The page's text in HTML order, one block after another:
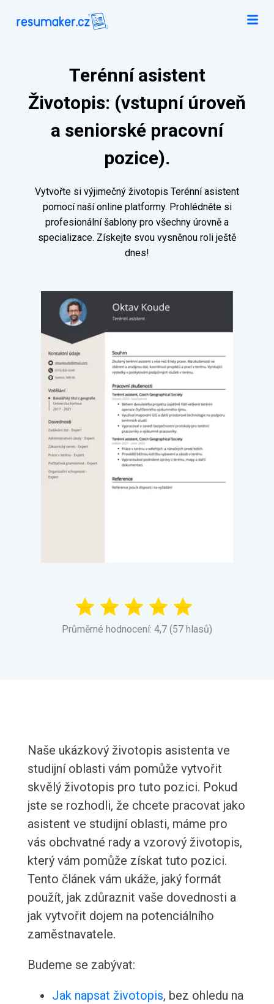
Terénní asistent
Životopis: (vstupní úroveň
a seniorské pracovní
pozice).
Vytvořte si výjimečný životopis Terénní asistent
pomocí naší online platformy. Prohlédněte si
profesionální šablony pro všechny úrovně a
specializace. Získejte svou vysněnou roli ještě
dnes!
Průměrné hodnocení: 4,7 (57 hlasů)
Naše ukázkový životopis asistenta ve
studijní oblasti vám pomůže vytvořit
skvělý životopis pro tuto pozici. Pokud
jste se rozhodli, že chcete pracovat jako
asistent ve studijní oblasti, máme pro
vás obchvatné rady a vzorový životopis,
který vám pomůže získat tuto pozici.
Tento článek vám ukáže, jaký formát
použít, jak zdůraznit vaše dovednosti a
jak vytvořit dojem na potenciálního
zaměstnavatele.
Budeme se zabývat:
Jak napsat životopis, bez ohledu na